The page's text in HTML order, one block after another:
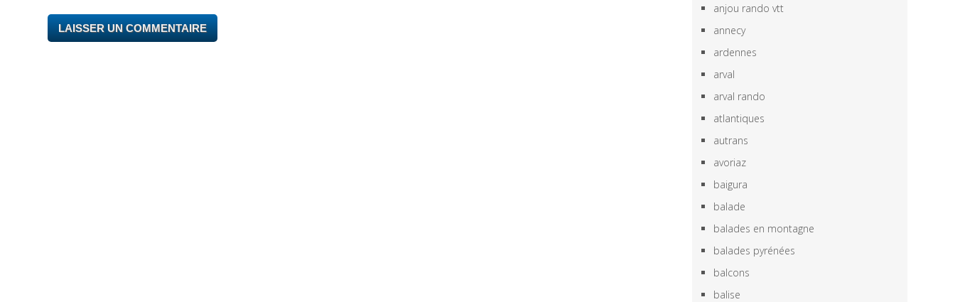
anjou rando vtt
annecy
ardennes
arval
arval rando
atlantiques
autrans
avoriaz
baigura
balade
balades en montagne
balades pyrénées
balcons
balise